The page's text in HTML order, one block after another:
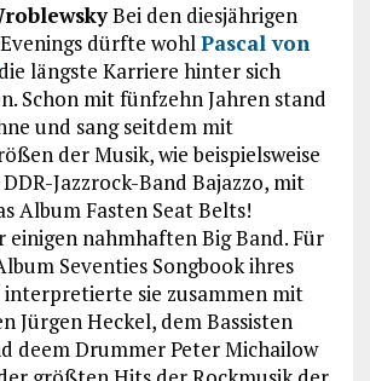
Bei den diesjährigen
dürfte wohlPascal von
längste Karriere hinter sich
Schon mit fünfzehn Jahren stand
und sang seitdem mit
der Musik, wie beispielsweise
Jazzrock-Band Bajazzo, mit
Album Fasten Seat Belts!
einigen nahmhaften Big Band. Für
Seventies Songbook ihres
interpretierte sie zusammen mit
Jürgen Heckel, dem Bassisten
deem Drummer Peter Michailow